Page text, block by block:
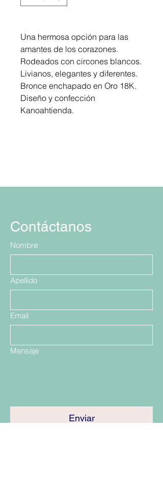
Una hermosa opción para las
amantes de los corazones.
Rodeados con circones blancos.
Livianos, elegantes y diferentes.
Bronce enchapado en Oro 18K.
Diseño y confección
Kanoahtienda.
Contáctanos
Nombre
Apellido
Email
Mensaje
Enviar